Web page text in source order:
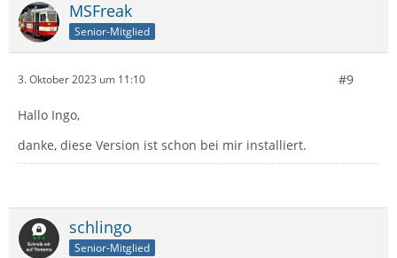
MSFreak
Senior-Mitglied
3. Oktober 2023 um 11:10 #9
Hallo Ingo,
danke, diese Version ist schon bei mir installiert.
schlingo
Senior-Mitglied